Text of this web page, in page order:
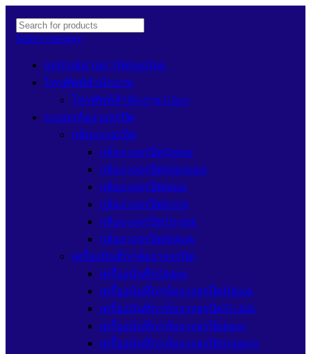
Select category
อุปกรณ์อ่านการ์ดSanDisk
โทรศัพท์สำนักงาน
โทรศัพท์สำนักงาน Cisco
ระบบกล้องวงจรปิด
กล้องวงจรปิด
กล้องวงจรปิดDahua
กล้องวงจรปิดHikvision
กล้องวงจรปิดImou
กล้องวงจรปิดEzviz
กล้องวงจรปิดTp-link
กล้องวงจรปิดHilook
เครื่องบันทึกกล้องวงจรปิด
เครื่องบันทึกDahua
เครื่องบันทึกกล้องวงจรปิดHilook
เครื่องบันทึกกล้องวงจรปิดTp-link
เครื่องบันทึกกล้องวงจรปิดImou
เครื่องบันทึกกล้องวงจรปิดUniarch